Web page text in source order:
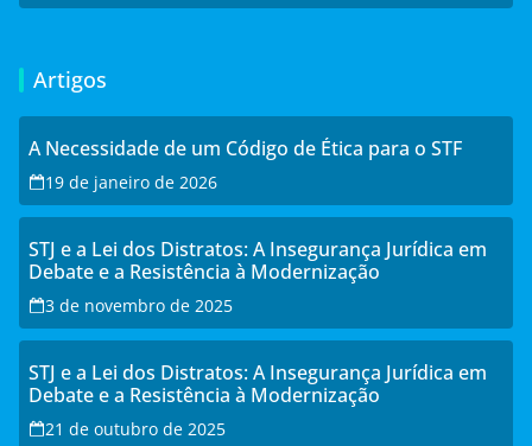
Artigos
A Necessidade de um Código de Ética para o STF
19 de janeiro de 2026
STJ e a Lei dos Distratos: A Insegurança Jurídica em
Debate e a Resistência à Modernização
3 de novembro de 2025
STJ e a Lei dos Distratos: A Insegurança Jurídica em
Debate e a Resistência à Modernização
21 de outubro de 2025